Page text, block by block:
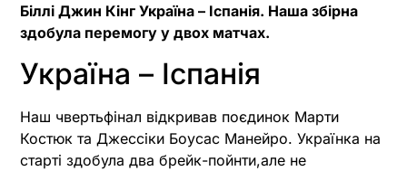
Біллі Джин Кінг Україна – Іспанія. Наша збірна
здобула перемогу у двох матчах.
Україна – Іспанія
Наш чвертьфінал відкривав поєдинок Марти
Костюк та Джессіки Боусас Манейро. Українка на
старті здобула два брейк-пойнти,але не